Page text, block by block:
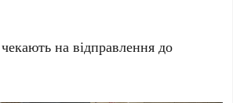
на відправлення до